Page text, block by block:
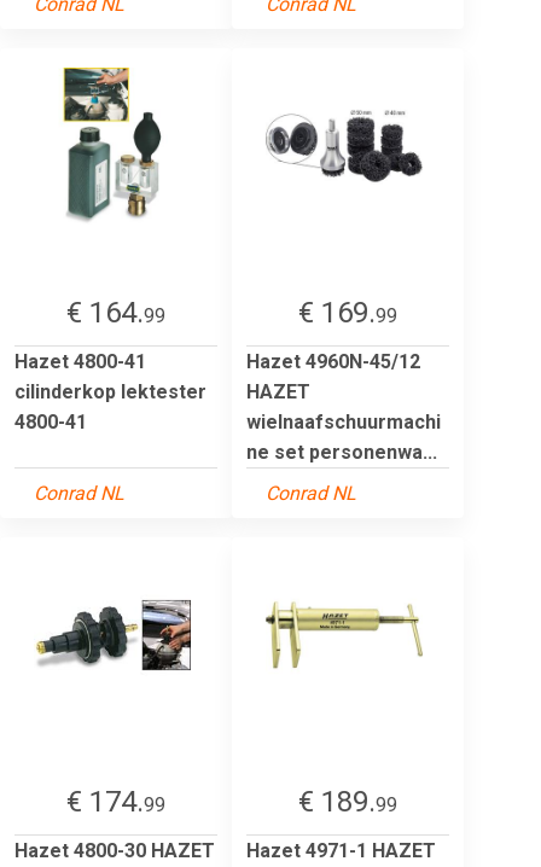
€ 164.99
Hazet 4800-41
cilinderkop lektester
4800-41
Conrad NL
€ 169.99
Hazet 4960N-45/12
HAZET
wielnaafschuurmachi
ne set personenwa...
Conrad NL
€ 174.99
Hazet 4800-30 HAZET
€ 189.99
Hazet 4971-1 HAZET